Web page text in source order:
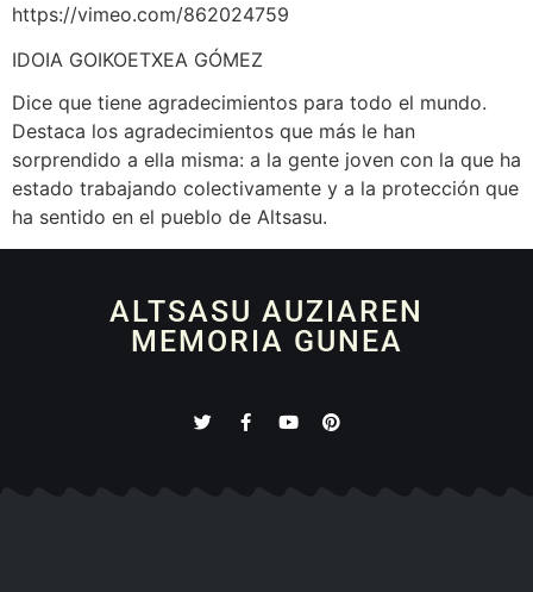
https://vimeo.com/862024759
IDOIA GOIKOETXEA GÓMEZ
Dice que tiene agradecimientos para todo el mundo.
Destaca los agradecimientos que más le han
sorprendido a ella misma: a la gente joven con la que ha
estado trabajando colectivamente y a la protección que
ha sentido en el pueblo de Altsasu.
ALTSASU AUZIAREN
MEMORIA GUNEA